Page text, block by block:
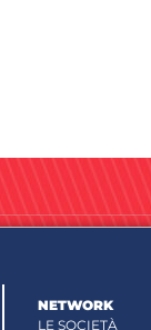
NETWORK
LE SOCIETÀ